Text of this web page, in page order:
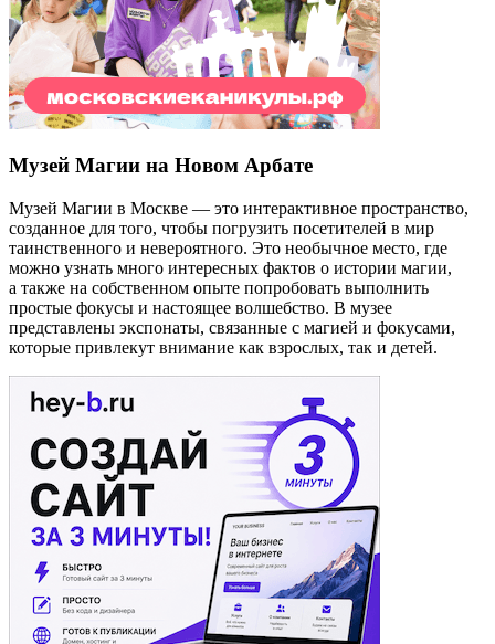
Музей Магии на Новом Арбате
Музей Магии в Москве — это интерактивное пространство,
созданное для того, чтобы погрузить посетителей в мир
таинственного и невероятного. Это необычное место, где
можно узнать много интересных фактов о истории магии,
а также на собственном опыте попробовать выполнить
простые фокусы и настоящее волшебство. В музее
представлены экспонаты, связанные с магией и фокусами,
которые привлекут внимание как взрослых, так и детей.